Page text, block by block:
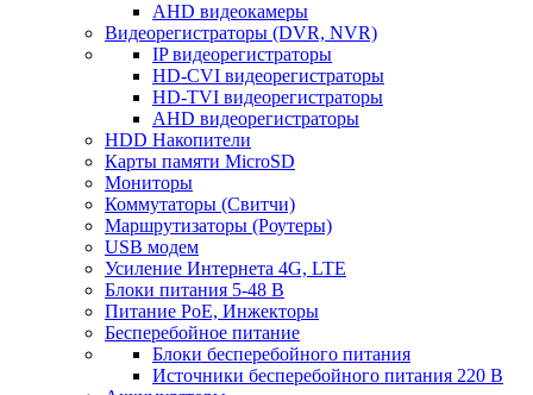
AHD видеокамеры
Видеорегистраторы (DVR, NVR)
IP видеорегистраторы
HD-CVI видеорегистраторы
HD-TVI видеорегистраторы
AHD видеорегистраторы
HDD Накопители
Карты памяти MicroSD
Мониторы
Коммутаторы (Свитчи)
Маршрутизаторы (Роутеры)
USB модем
Усиление Интернета 4G, LTE
Блоки питания 5-48 В
Питание PoE, Инжекторы
Бесперебойное питание
Блоки бесперебойного питания
Источники бесперебойного питания 220 В